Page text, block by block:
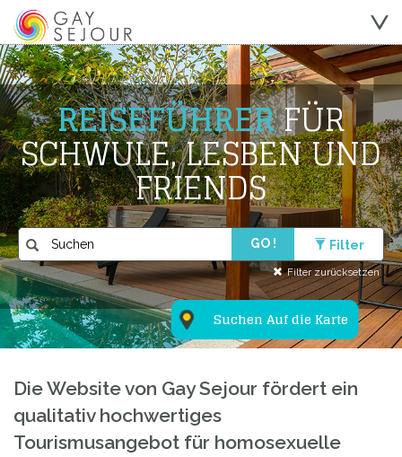
Suchen Auf die Karte
REISEFÜHRERFÜR
SCHWULE, LESBEN UND
FRIENDS
GO ! Filter
Filter zurücksetzen
Die Website von Gay Sejour fördert ein
qualitativ hochwertiges
Tourismusangebot für homosexuelle